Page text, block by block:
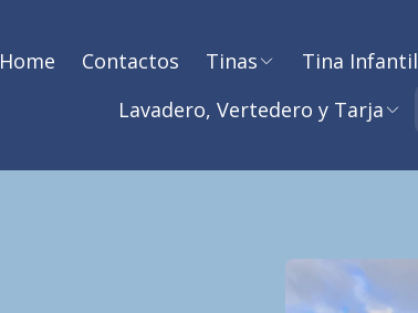
Home Contactos Tinas Tina Infantil
Lavadero, Vertedero y Tarja